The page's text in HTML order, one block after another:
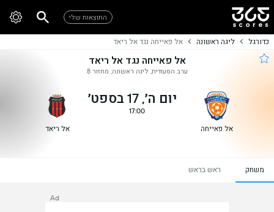
התוצאות שלי
כדורגל ליגה ראשונה אל פאייחה נגד אל ריאד
אל פאייחה נגד אל ריאד
ערב הסעודית, ליגה ראשונה, מחזור 8
אל פאייחה
יום ה׳, 17 בספט׳
17:00
אל ריאד
משחק ראש בראש
Ad